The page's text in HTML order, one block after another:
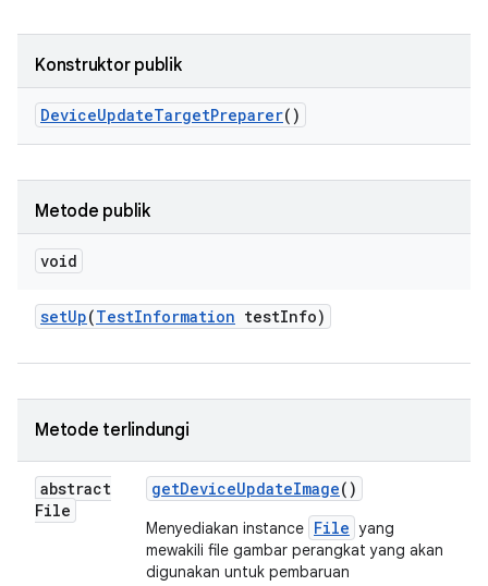
Konstruktor publik
DeviceUpdateTargetPreparer()
Metode publik
void
setUp(TestInformation testInfo)
Metode terlindungi
abstract
File
getDeviceUpdateImage()
Menyediakan instance File yang
mewakili file gambar perangkat yang akan
digunakan untuk pembaruan